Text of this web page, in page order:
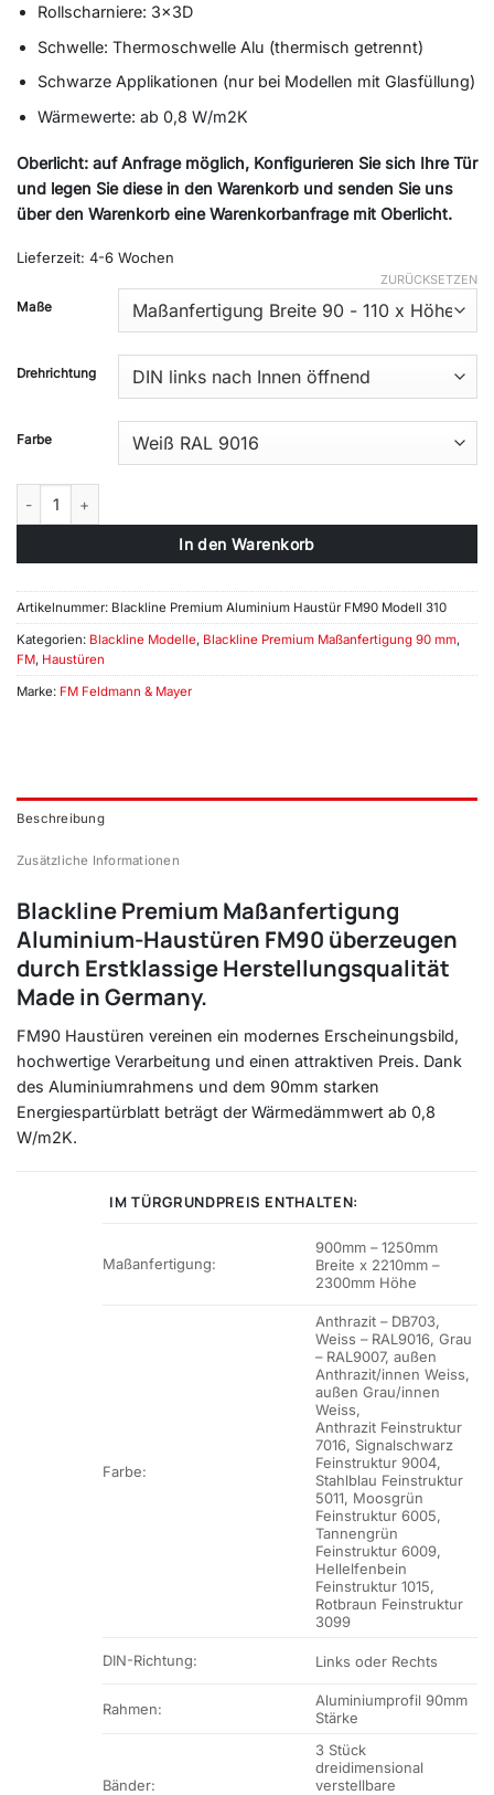
Rollscharniere: 3x3D
Schwelle: Thermoschwelle Alu (thermisch getrennt)
Schwarze Applikationen (nur bei Modellen mit Glasfüllung)
Wärmewerte: ab 0,8 W/m2K
Oberlicht: auf Anfrage möglich, Konfigurieren Sie sich Ihre Tür
und legen Sie diese in den Warenkorb und senden Sie uns
über den Warenkorb eine Warenkorbanfrage mit Oberlicht.
Lieferzeit: 4-6 Wochen
Maße
Drehrichtung
Farbe
ZURÜCKSETZEN
Blackline Premium Aluminium Haustür FM90 Modell 310 Menge
In den Warenkorb
Artikelnummer: Blackline Premium Aluminium Haustür FM90 Modell 310
Kategorien: Blackline Modelle, Blackline Premium Maßanfertigung 90 mm,
FM, Haustüren
Marke: FM Feldmann & Mayer
Beschreibung
Zusätzliche Informationen
Blackline Premium Maßanfertigung
Aluminium-Haustüren FM90 überzeugen
durch Erstklassige Herstellungsqualität
Made in Germany.
FM90 Haustüren vereinen ein modernes Erscheinungsbild,
hochwertige Verarbeitung und einen attraktiven Preis. Dank
des Aluminiumrahmens und dem 90mm starken
Energiespartürblatt beträgt der Wärmedämmwert ab 0,8
W/m2K.
IM TÜRGRUNDPREIS ENTHALTEN:
Maßanfertigung:
900mm – 1250mm
Breite x 2210mm –
2300mm Höhe
Farbe:
Anthrazit – DB703,
Weiss – RAL9016, Grau
– RAL9007, außen
Anthrazit/innen Weiss,
außen Grau/innen
Weiss,
Anthrazit Feinstruktur
7016, Signalschwarz
Feinstruktur 9004,
Stahlblau Feinstruktur
5011, Moosgrün
Feinstruktur 6005,
Tannengrün
Feinstruktur 6009,
Hellelfenbein
Feinstruktur 1015,
Rotbraun Feinstruktur
3099
DIN-Richtung: Links oder Rechts
Rahmen:
Aluminiumprofil 90mm
Stärke
Bänder:
3 Stück
dreidimensional
verstellbare